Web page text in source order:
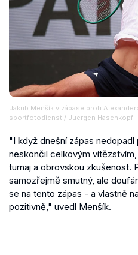
Jakub Menšík v zápase proti
sportfotodienst / Juergen Hasenkopf
"I když dnešní zápas
neskončil celkovým
turnaj a obrovskou zkušenost.
samozřejmě smutný, ale
se na tento zápas - a vlastně
pozitivně," uvedl Menšík.